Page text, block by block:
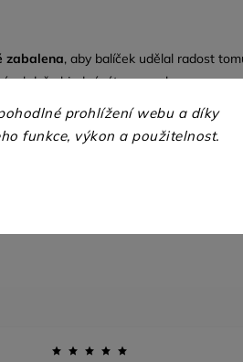
prohlížení webu a díky
funkce, výkon a použitelnost.
zabalena, aby balíček udělal radost
objednáváte pro sebe.